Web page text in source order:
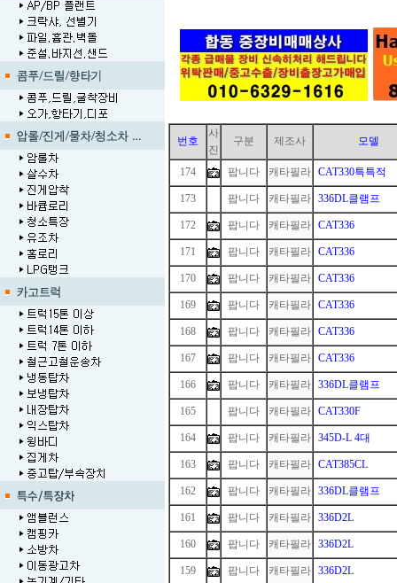
번호
사
진
구분 제조사 모델
174 팝니다 캐타필라 CAT330특특적
173 팝니다 캐타필라 336DL클램프
172 팝니다 캐타필라 CAT336
171 팝니다 캐타필라 CAT336
170 팝니다 캐타필라 CAT336
169 팝니다 캐타필라 CAT336
168 팝니다 캐타필라 CAT336
167 팝니다 캐타필라 CAT336
166 팝니다 캐타필라 336DL클램프
165 팝니다 캐타필라 CAT330F
164 팝니다 캐타필라 345D-L 4대
163 팝니다 캐타필라 CAT385CL
162 팝니다 캐타필라 336DL클램프
161 팝니다 캐타필라 336D2L
160 팝니다 캐타필라 336D2L
159 팝니다 캐타필라 336D2L